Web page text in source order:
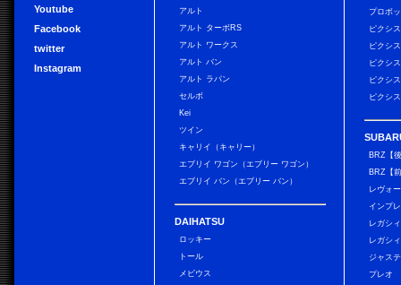
Youtube
Facebook
twitter
Instagram
アルト
アルト ターボRS
アルト ワークス
アルト バン
アルト ラパン
セルボ
Kei
ツイン
キャリイ（キャリー）
エブリイ ワゴン（エブリー ワゴン）
エブリイ バン（エブリー バン）
DAIHATSU
ロッキー
トール
メビウス
プロボ
ピクシ
ピクシ
ピクシ
ピクシ
ピクシ
BRZ【
BRZ【
レヴォ
インプ
レガシ
レガシ
ジャス
プレオ